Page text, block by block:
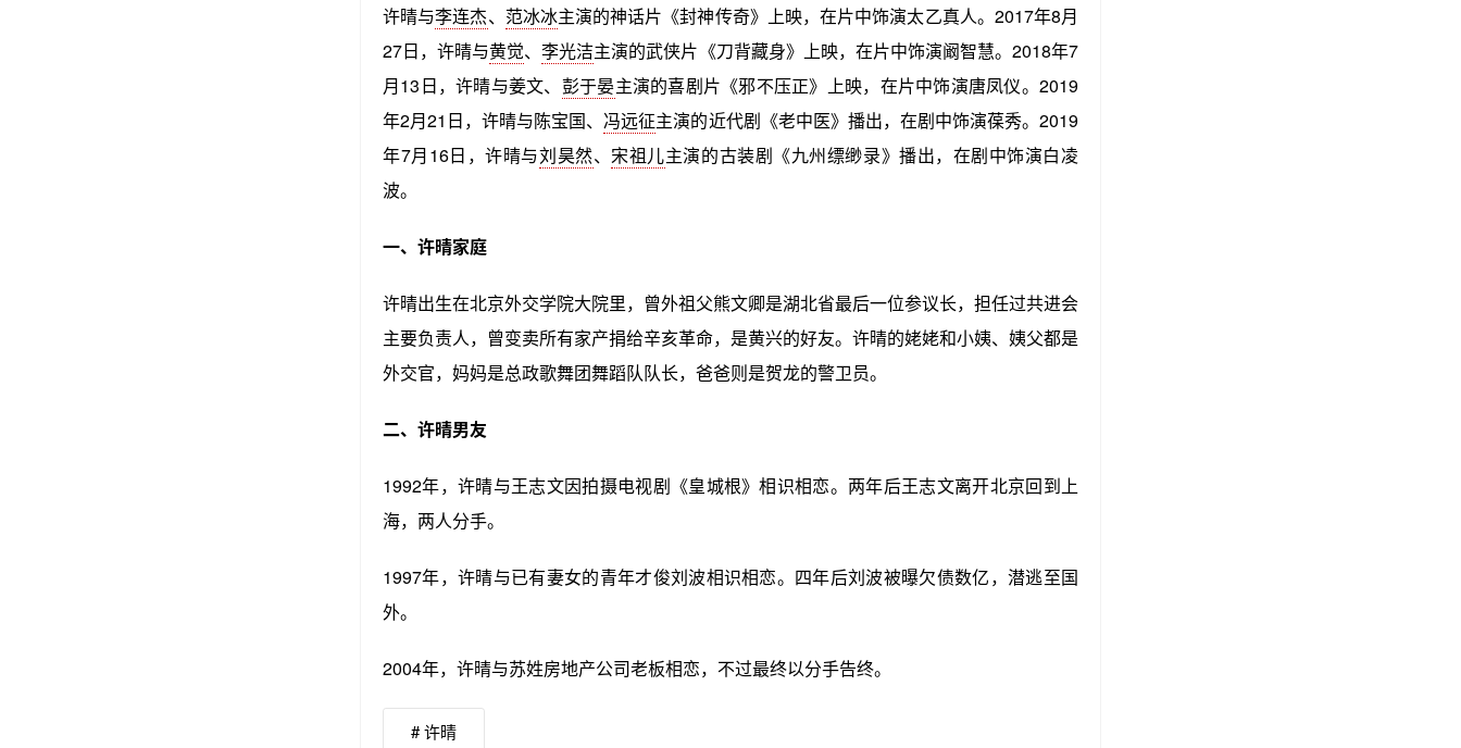
许晴与李连杰、 范冰冰主演的神话片《封神传奇》上映，在片中饰演太乙真人。2017年8月
27日，许晴与黄觉、李光洁主演的武侠片《刀背藏身》上映，在片中饰演阚智慧。2018年7
月13日，许晴与姜文、 彭于晏主演的喜剧片《邪不压正》上映，在片中饰演唐凤仪。2019
年2月21日，许晴与陈宝国、 冯远征主演的近代剧《老中医》播出，在剧中饰演葆秀。2019
年7月16日，许晴与刘昊然、 宋祖儿主演的古装剧《九州缥缈录》播出，在剧中饰演白凌
波。
一、许晴家庭
许晴出生在北京外交学院大院里，曾外祖父熊文卿是湖北省最后一位参议长，担任过共进会
主要负责人，曾变卖所有家产捐给辛亥革命，是黄兴的好友。许晴的姥姥和小姨、姨父都是
外交官，妈妈是总政歌舞团舞蹈队队长，爸爸则是贺龙的警卫员。
二、许晴男友
1992年，许晴与王志文因拍摄电视剧《皇城根》相识相恋。两年后王志文离开北京回到上
海，两人分手。
1997年，许晴与已有妻女的青年才俊刘波相识相恋。四年后刘波被曝欠债数亿，潜逃至国
外。
2004年，许晴与苏姓房地产公司老板相恋，不过最终以分手告终。
# 许晴